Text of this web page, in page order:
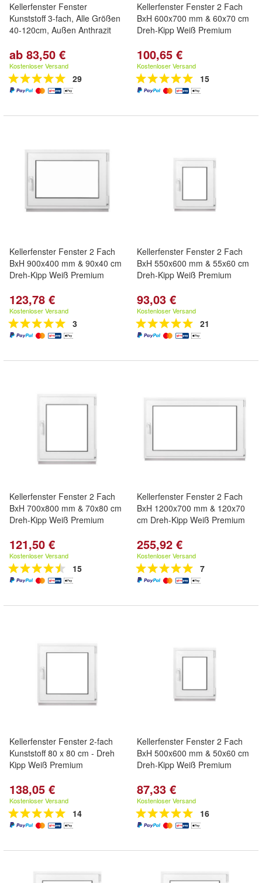
Kellerfenster Fenster
Kunststoff 3-fach, Alle Größen
40-120cm, Außen Anthrazit
ab 83,50 €
Kostenloser Versand
29
Kellerfenster Fenster 2 Fach
BxH 600x700 mm & 60x70 cm
Dreh-Kipp Weiß Premium
100,65 €
Kostenloser Versand
15
Kellerfenster Fenster 2 Fach
BxH 900x400 mm & 90x40 cm
Dreh-Kipp Weiß Premium
123,78 €
Kostenloser Versand
3
Kellerfenster Fenster 2 Fach
BxH 550x600 mm & 55x60 cm
Dreh-Kipp Weiß Premium
93,03 €
Kostenloser Versand
21
Kellerfenster Fenster 2 Fach
BxH 700x800 mm & 70x80 cm
Dreh-Kipp Weiß Premium
121,50 €
Kostenloser Versand
15
Kellerfenster Fenster 2 Fach
BxH 1200x700 mm & 120x70
cm Dreh-Kipp Weiß Premium
255,92 €
Kostenloser Versand
7
Kellerfenster Fenster 2-fach
Kunststoff 80 x 80 cm - Dreh
Kipp Weiß Premium
138,05 €
Kostenloser Versand
14
Kellerfenster Fenster 2 Fach
BxH 500x600 mm & 50x60 cm
Dreh-Kipp Weiß Premium
87,33 €
Kostenloser Versand
16